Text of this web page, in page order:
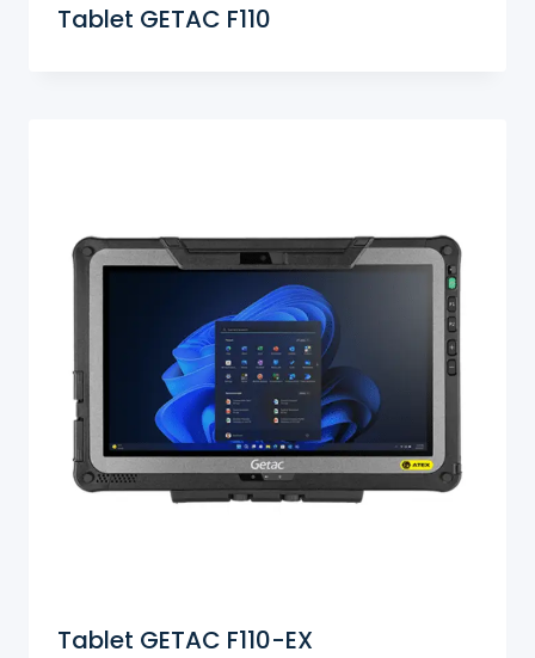
Tablet GETAC F110
Tablet GETAC F110-EX